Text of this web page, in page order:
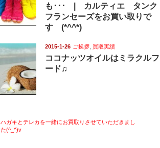
も･･･ | カルティエ タンク
フランセーズをお買い取りで
す (*^^*)
2015-1-26 ご挨拶 買取実績
ココナッツオイルはミラクルフ
ード♫
ハガキとテレカを一緒にお買取りさせていただきまし
た(^_^)v